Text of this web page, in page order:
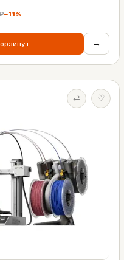
−11%
+ →
⇄ ♡